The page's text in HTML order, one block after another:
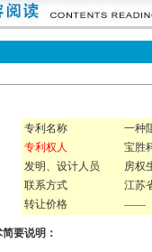
专利名称
一种
专利权人
宝胜
发明、设计人员
房权
联系方式
江苏
转让价格
——
要说明：